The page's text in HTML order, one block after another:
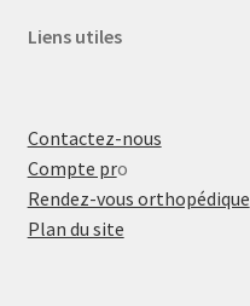
Liens utiles
Contactez-nous
Compte pro
Rendez-vous orthopédique
Plan du site